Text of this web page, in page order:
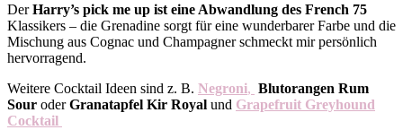
DerHarry’s pick me up ist eine Abwandlung des French 75
Klassikers – die Grenadine sorgt für eine wunderbarer Farbe und die
Mischung aus Cognac und Champagner schmeckt mir persönlich
hervorragend.
Weitere Cocktail Ideen sind z. B. Negroni, Blutorangen Rum
Sour oderGranatapfel Kir Royal und Grapefruit Greyhound
Cocktail